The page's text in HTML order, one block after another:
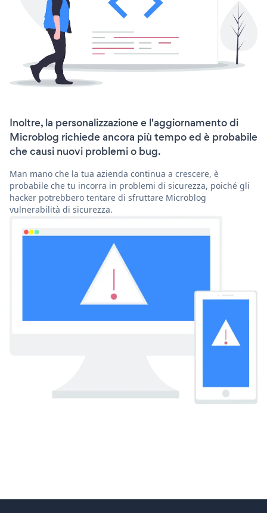
Inoltre, la personalizzazione e l'aggiornamento di
Microblog richiede ancora più tempo ed è probabile
che causi nuovi problemi o bug.
Man mano che la tua azienda continua a crescere, è
probabile che tu incorra in problemi di sicurezza, poiché gli
hacker potrebbero tentare di sfruttare Microblog
vulnerabilità di sicurezza.